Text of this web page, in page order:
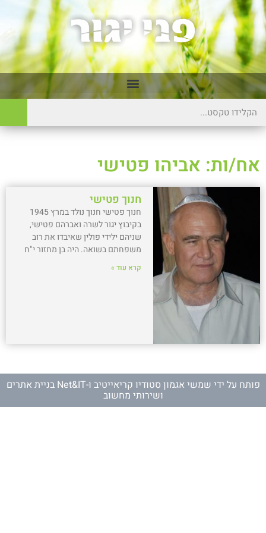
אח/ות: אביהו פטישי
חנוך פטישי
חנוך פטישי חנוך נולד במרץ 1945
בקיבוץ יגור לשרה ואברהם פטישי,
שניהם ילידי פולין שאיבדו את רוב
משפחתם בשואה. היה בן מחזור י"ח
קרא עוד »
פותח על ידי שמשי אגמון סטודיו קריאייטיב ו- Net&IT בניית אתרים
ושירותי מחשוב